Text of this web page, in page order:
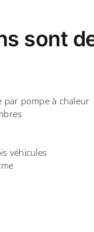
sont
par pompe à chaleur
véhicules